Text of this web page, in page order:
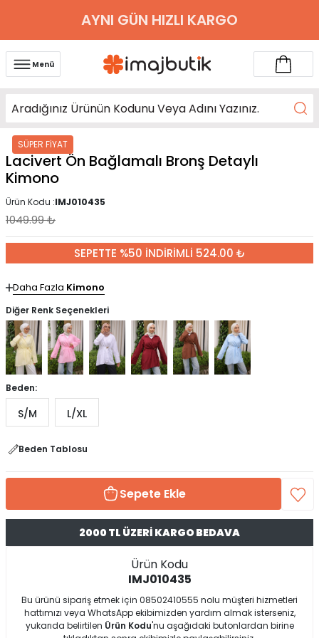
AYNI GÜN HIZLI KARGO
Menü
SÜPER FİYAT
Lacivert Ön Bağlamalı Bronş Detaylı
Kimono
Ürün Kodu :IMJ010435
1049.99₺
SEPETTE %50 İNDİRİMLİ 524.00 ₺
Daha Fazla Kimono
Diğer Renk Seçenekleri
Beden:
S/M L/XL
Beden Tablosu
Sepete Ekle
2000 TL ÜZERİ KARGO BEDAVA
Ürün Kodu
IMJ010435
Bu ürünü sipariş etmek için 08502410555 nolu müşteri hizmetleri
hattımızı veya WhatsApp ekibimizden yardım almak isterseniz,
yukarıda belirtilen Ürün Kodu'nu aşağıdaki butonlardan birine